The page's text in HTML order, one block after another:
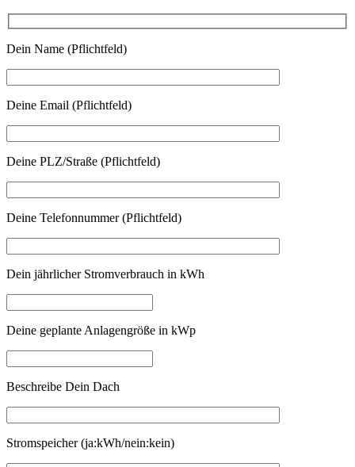
Dein Name (Pflichtfeld)
Deine Email (Pflichtfeld)
Deine PLZ/Straße (Pflichtfeld)
Deine Telefonnummer (Pflichtfeld)
Dein jährlicher Stromverbrauch in kWh
Deine geplante Anlagengröße in kWp
Beschreibe Dein Dach
Stromspeicher (ja:kWh/nein:kein)